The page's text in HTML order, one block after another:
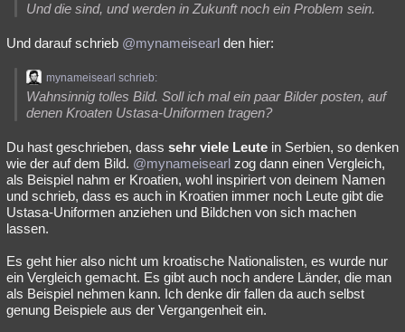
Und die sind, und werden in Zukunft noch ein Problem sein.
Und darauf schrieb @mynameisearl den hier:
mynameisearl schrieb:
Wahnsinnig tolles Bild. Soll ich mal ein paar Bilder posten, auf
denen Kroaten Ustasa-Uniformen tragen?
Du hast geschrieben, dass sehr viele Leute in Serbien, so denken
wie der auf dem Bild. @mynameisearl zog dann einen Vergleich,
als Beispiel nahm er Kroatien, wohl inspiriert von deinem Namen
und schrieb, dass es auch in Kroatien immer noch Leute gibt die
Ustasa-Uniformen anziehen und Bildchen von sich machen
lassen.
Es geht hier also nicht um kroatische Nationalisten, es wurde nur
ein Vergleich gemacht. Es gibt auch noch andere Länder, die man
als Beispiel nehmen kann. Ich denke dir fallen da auch selbst
genung Beispiele aus der Vergangenheit ein.